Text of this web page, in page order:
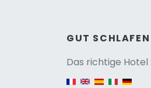
GUT
Das richtige Hotel